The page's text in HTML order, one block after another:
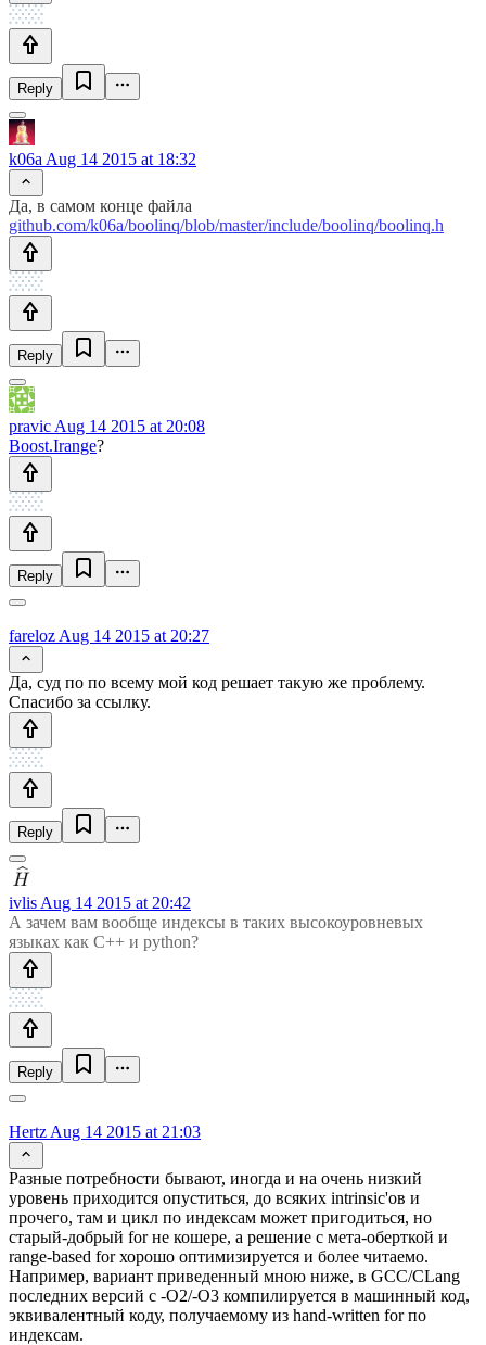
Reply
k06a Aug 14 2015 at 18:32
Да, в самом конце файла
github.com/k06a/boolinq/blob/master/include/boolinq/boolinq.h
Reply
pravic Aug 14 2015 at 20:08
Boost.Irange?
Reply
fareloz Aug 14 2015 at 20:27
Да, суд по по всему мой код решает такую же проблему.
Спасибо за ссылку.
Reply
ivlis Aug 14 2015 at 20:42
А зачем вам вообще индексы в таких высокоуровневых
языках как C++ и python?
Reply
Hertz Aug 14 2015 at 21:03
Разные потребности бывают, иногда и на очень низкий
уровень приходится опуститься, до всяких intrinsic'ов и
прочего, там и цикл по индексам может пригодиться, но
старый-добрый for не кошере, а решение с мета-оберткой и
range-based for хорошо оптимизируется и более читаемо.
Например, вариант приведенный мною ниже, в GCC/CLang
последних версий с -O2/-O3 компилируется в машинный код,
эквивалентный коду, получаемому из hand-written for по
индексам.